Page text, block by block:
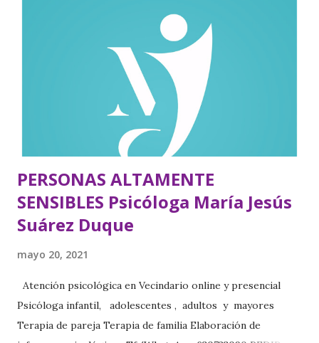
relación directa con el desarrollo positivo de la
sensibilidad. Un niño que recibe el mensaje de que su
manera de reaccionar es buena se verá reforzado en esa
conducta y tendrá una sana imagen de sí mismo. Si percibe
que su comportamiento es aceptado y apreciado tal como
es, el niño no sentirá ninguna necesidad de cambiar, de
intentar «encajar» com...
PERSONAS ALTAMENTE
SENSIBLES Psicóloga María Jesús
Suárez Duque
mayo 20, 2021
Atención psicológica en Vecindario online y presencial
Psicóloga infantil, adolescentes , adultos y mayores
Terapia de pareja Terapia de familia Elaboración de